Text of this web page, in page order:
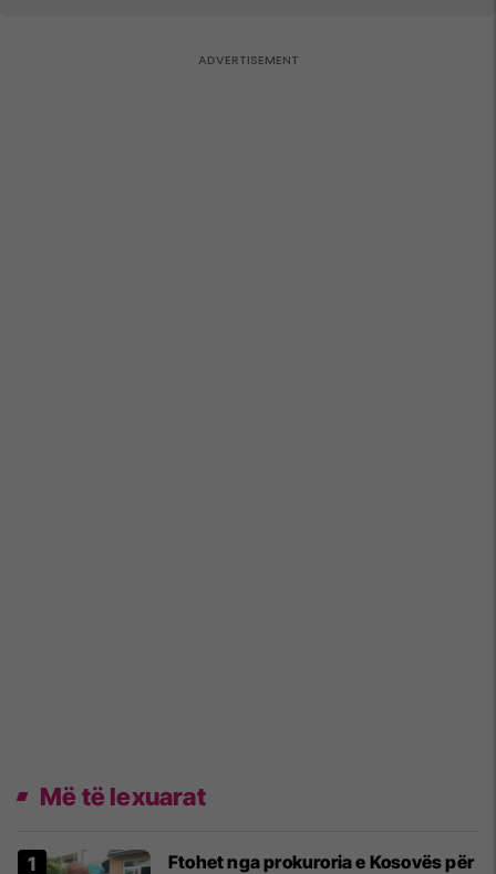
Më të lexuarat
Ftohet nga prokuroria e Kosovës për